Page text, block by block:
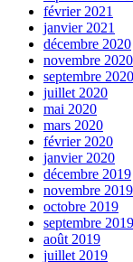
février 2021
janvier 2021
décembre 2020
novembre 2020
septembre 2020
juillet 2020
mai 2020
mars 2020
février 2020
janvier 2020
décembre 2019
novembre 2019
octobre 2019
septembre 2019
août 2019
juillet 2019